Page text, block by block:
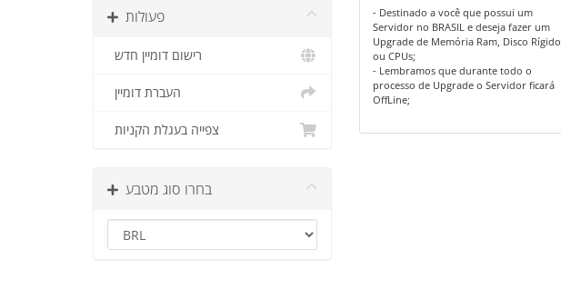
פעולות
רישום דומיין חדש
העברת דומיין
צפייה בעגלת הקניות
בחרו סוג מטבע
- Destinado a você que possui um
Servidor no BRASIL e deseja fazer um
Upgrade de Memória Ram, Disco Rígido
ou CPUs;
- Lembramos que durante todo o
processo de Upgrade o Servidor ficará
OffLine;